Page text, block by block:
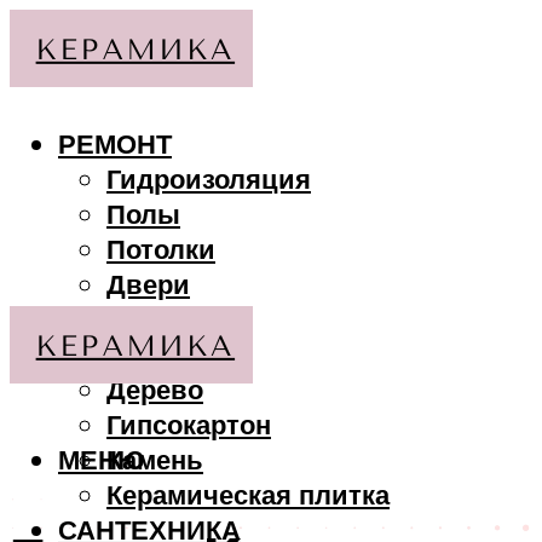
РЕМОНТ
Гидроизоляция
Полы
Потолки
Двери
МАТЕРИАЛЫ
Дерево
Гипсокартон
Камень
Керамическая плитка
САНТЕХНИКА
МЕНЮ